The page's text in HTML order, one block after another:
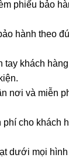
phiếu bảo
hành theo
tay khách
nơi và miễn
cho khách
dưới mọi